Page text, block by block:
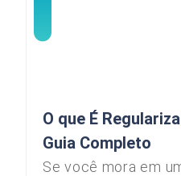
O que É
Guia Completo
Se você mora em